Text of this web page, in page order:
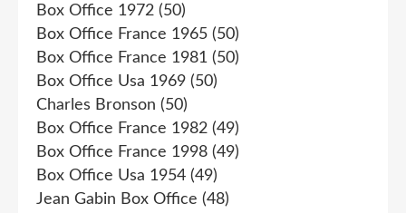
Box Office 1972 (50)
Box Office France 1965 (50)
Box Office France 1981 (50)
Box Office Usa 1969 (50)
Charles Bronson (50)
Box Office France 1982 (49)
Box Office France 1998 (49)
Box Office Usa 1954 (49)
Jean Gabin Box Office (48)